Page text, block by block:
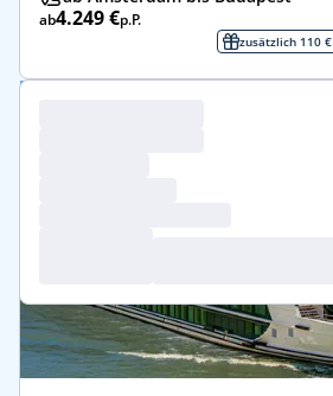
ab4.249 €p.P.
zusätzlich 110 €